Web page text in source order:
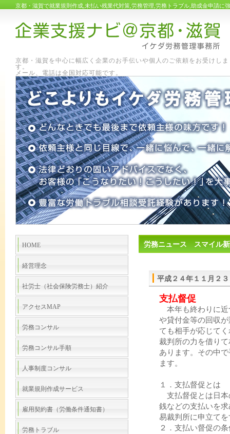
京都・滋賀で就業規則作成,未払い残業代対策,労務管理,労務トラブル,助成金申請に
京都・滋賀を中心に幅広く企業のお手伝いや個人のご依頼をお受けしま
す
メール、電話は全国対応可能です。
労務ニュース スマイル
平成２４年１１月２
支払督促
本年も終わりに近
や貸付金等の回収
ても相手が応じて
裁判所の力を借り
あります。その中
ます。
１．支払督促とは
支払督促とは日本
銭などの支払いを
易裁判所に申立て
２．支払い督促の条
HOME
経営理念
社労士（社会保険労務士）紹介
アクセスMAP
労務コンサル
労務コンサル手順
人事制度コンサル
就業規則作成サービス
雇用契約書（労働条件通知書）
労務トラブル